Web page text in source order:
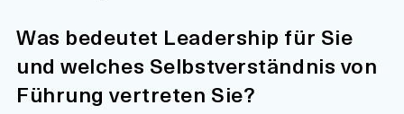
Was bedeutet Leadership für Sie
und welches Selbstverständnis von
Führung vertreten Sie?